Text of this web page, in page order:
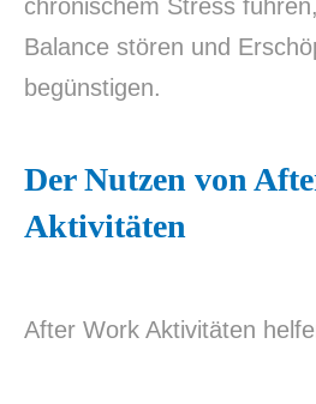
chronischem Stress
Balance stören und
begünstigen.
Der Nutzen von
Aktivitäten
After Work Aktivitäten